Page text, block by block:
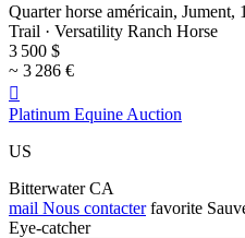
Quarter horse américain,
Trail · Versatility Ranch Horse
3 500 $
~ 3 286 €

Platinum Equine Auction
US
Bitterwater CA
mail Nous contacter favorite
Eye-catcher